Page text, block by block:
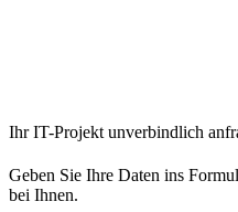
Ihr IT-Projekt unverbindlich
Geben Sie Ihre Daten ins
bei Ihnen.